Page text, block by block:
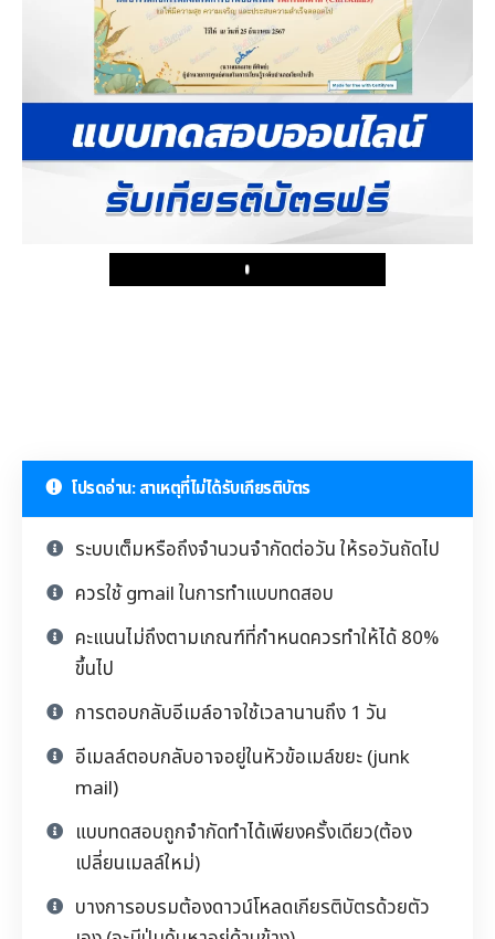
Play
โปรดอ่าน: สาเหตุที่ไม่ได้รับเกียรติบัตร
ระบบเต็มหรือถึงจำนวนจำกัดต่อวัน ให้รอวันถัดไป
ควรใช้ gmail ในการทำแบบทดสอบ
คะแนนไม่ถึงตามเกณฑ์ที่กำหนดควรทำให้ได้ 80%
ขึ้นไป
การตอบกลับอีเมล์อาจใช้เวลานานถึง 1 วัน
อีเมลล์ตอบกลับอาจอยู่ในหัวข้อเมล์ขยะ (junk
mail)
แบบทดสอบถูกจำกัดทำได้เพียงครั้งเดียว(ต้อง
เปลี่ยนเมลล์ใหม่)
บางการอบรมต้องดาวน์โหลดเกียรติบัตรด้วยตัว